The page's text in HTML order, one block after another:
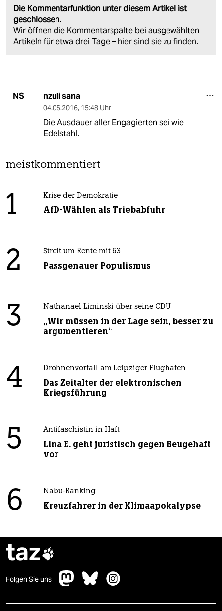
Die Kommentarfunktion unter diesem Artikel ist
geschlossen.
Wir öffnen die Kommentarspalte bei ausgewählten
Artikeln für etwa drei Tage – hier sind sie zu finden.
NS nzuli sana
04.05.2016, 15:48 Uhr
Die Ausdauer aller Engagierten sei wie
Edelstahl.
meistkommentiert
1 Krise der Demokratie
AfD-Wählen als Triebabfuhr
2 Streit um Rente mit 63
Passgenauer Populismus
3 Nathanael Liminski über seine CDU
„Wir müssen in der Lage sein, besser zu
argumentieren“
4 Drohnenvorfall am Leipziger Flughafen
Das Zeitalter der elektronischen
Kriegsführung
5 Antifaschistin in Haft
Lina E. geht juristisch gegen Beugehaft
vor
6 Nabu-Ranking
Kreuzfahrer in der Klimaapokalypse
taz
Folgen Sie uns